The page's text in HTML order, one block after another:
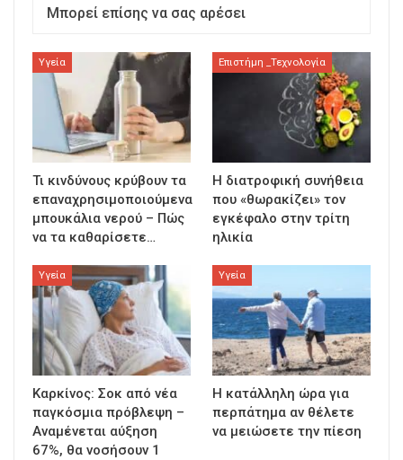
Μπορεί επίσης να σας αρέσει
Υγεία
Τι κινδύνους κρύβουν τα
επαναχρησιμοποιούμενα
μπουκάλια νερού – Πώς
να τα καθαρίσετε…
Επιστήμη _Τεχνολογία
Η διατροφική συνήθεια
που «θωρακίζει» τον
εγκέφαλο στην τρίτη
ηλικία
Υγεία
Καρκίνος: Σοκ από νέα
παγκόσμια πρόβλεψη –
Αναμένεται αύξηση
67%, θα νοσήσουν 1
Υγεία
Η κατάλληλη ώρα για
περπάτημα αν θέλετε
να μειώσετε την πίεση